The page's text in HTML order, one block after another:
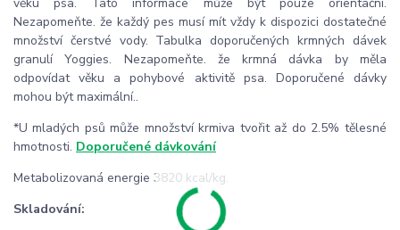
Nezapomeňte. že každý pes musí mít vždy k dispozici dostatečné
množství čerstvé vody. Tabulka doporučených krmných dávek
granulí Yoggies. Nezapomeňte. že krmná dávka by měla
odpovídat věku a pohybové aktivitě psa. Doporučené dávky
mohou být maximální..
*U mladých psů může množství krmiva tvořit až do 2.5% tělesné
hmotnosti. Doporučené dávkování
Metabolizovaná energie 3820 kcal/kg.
Skladování: